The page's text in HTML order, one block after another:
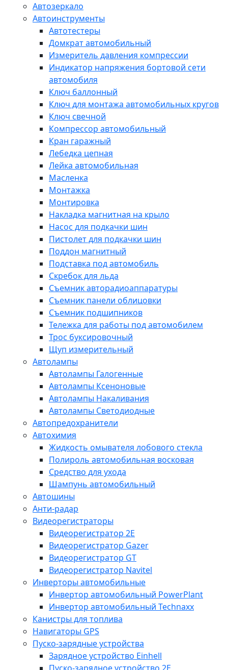
Автозеркало
Автоинструменты
Автотестеры
Домкрат автомобильный
Измеритель давления компрессии
Индикатор напряжения бортовой сети
автомобиля
Ключ баллонный
Ключ для монтажа автомобильных кругов
Ключ свечной
Компрессор автомобильный
Кран гаражный
Лебедка цепная
Лейка автомобильная
Масленка
Монтажка
Монтировка
Накладка магнитная на крыло
Насос для подкачки шин
Пистолет для подкачки шин
Поддон магнитный
Подставка под автомобиль
Скребок для льда
Съемник авторадиоаппаратуры
Съемник панели облицовки
Съемник подшипников
Тележка для работы под автомобилем
Трос буксировочный
Щуп измерительный
Автолампы
Автолампы Галогенные
Автолампы Ксеноновые
Автолампы Накаливания
Автолампы Светодиодные
Автопредохранители
Автохимия
Жидкость омывателя лобового стекла
Полироль автомобильная восковая
Средство для ухода
Шампунь автомобильный
Автошины
Анти-радар
Видеорегистраторы
Видеорегистратор 2E
Видеорегистратор Gazer
Видеорегистратор GT
Видеорегистратор Navitel
Инверторы автомобильные
Инвертор автомобильный PowerPlant
Инвертор автомобильный Technaxx
Канистры для топлива
Навигаторы GPS
Пуско-зарядные устройства
Зарядное устройство Einhell